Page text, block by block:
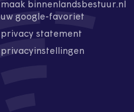
maak binnenlandsbestuur.nl
uw google-favoriet
privacy statement
privacyinstellingen